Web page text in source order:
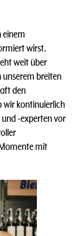
einem
wirst.
weit über
unserem breiten
den
wir kontinuierlich
-experten vor
mit